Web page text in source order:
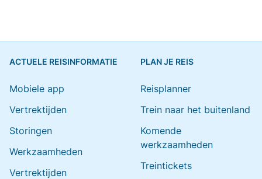
ACTUELE REISINFORMATIE
Mobiele app
Vertrektijden
Storingen
Werkzaamheden
Vertrektijden
PLAN JE REIS
Reisplanner
Trein naar het buitenland
Komende
werkzaamheden
Treintickets